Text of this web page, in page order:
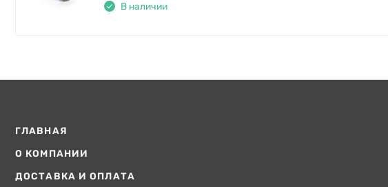
В наличии
ГЛАВНАЯ
О КОМПАНИИ
ДОСТАВКА И ОПЛАТА